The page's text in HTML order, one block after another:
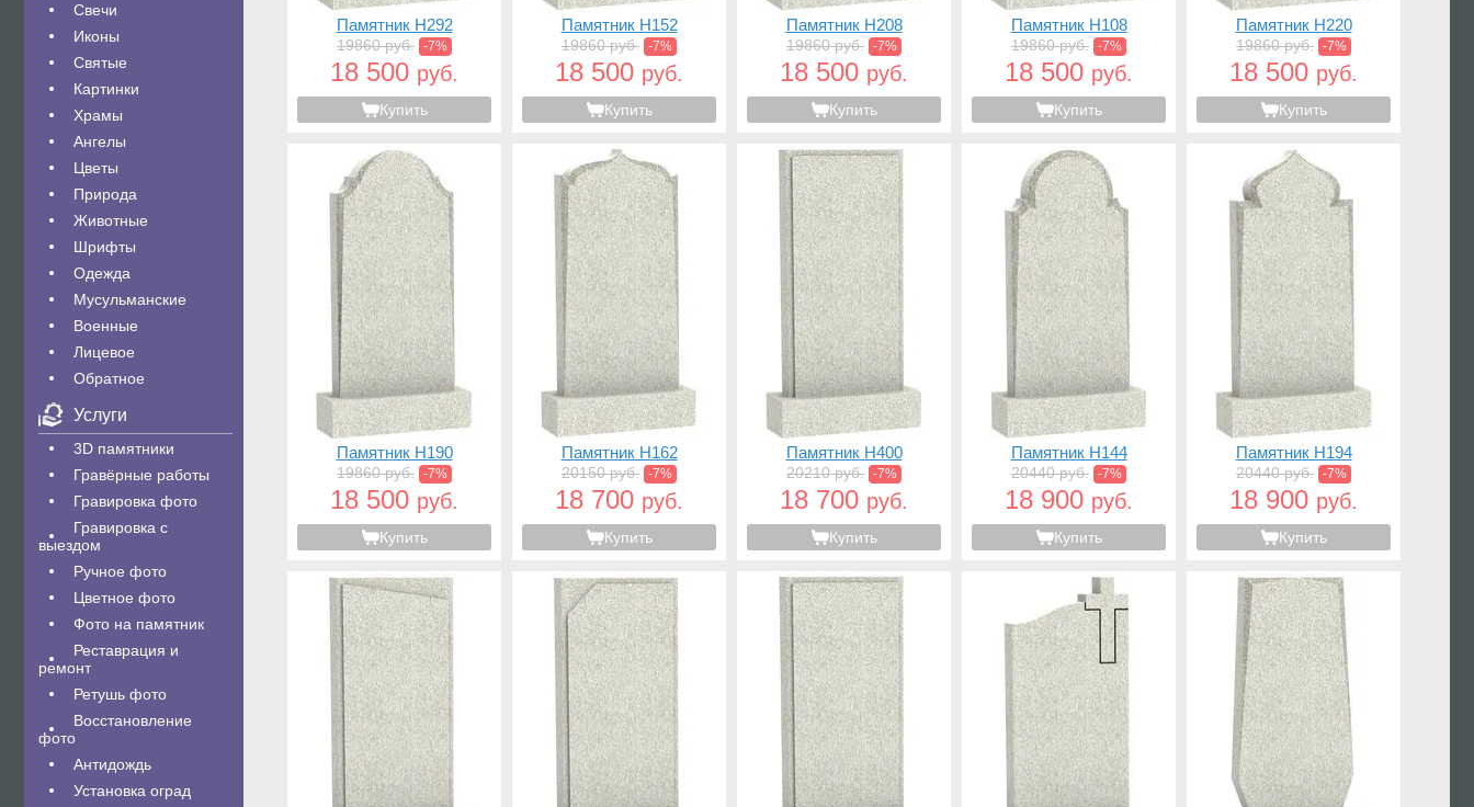
Свечи
Иконы
Святые
Картинки
Храмы
Ангелы
Цветы
Природа
Животные
Шрифты
Одежда
Мусульманские
Военные
Лицевое
Обратное
Услуги
3D памятники
Гравëрные работы
Гравировка фото
Гравировка с
выездом
Ручное фото
Цветное фото
Фото на памятник
Реставрация и
ремонт
Ретушь фото
Восстановление
фото
Антидождь
Установка оград
Памятник H292
19860 руб. -7%
18 500 руб.
Купить
Памятник H152
19860 руб. -7%
18 500 руб.
Купить
Памятник H208
19860 руб. -7%
18 500 руб.
Купить
Памятник H108
19860 руб. -7%
18 500 руб.
Купить
Памятник H220
19860 руб. -7%
18 500 руб.
Купить
Памятник H190
19860 руб. -7%
18 500 руб.
Купить
Памятник H162
20150 руб. -7%
18 700 руб.
Купить
Памятник H400
20210 руб. -7%
18 700 руб.
Купить
Памятник H144
20440 руб. -7%
18 900 руб.
Купить
Памятник H194
20440 руб. -7%
18 900 руб.
Купить